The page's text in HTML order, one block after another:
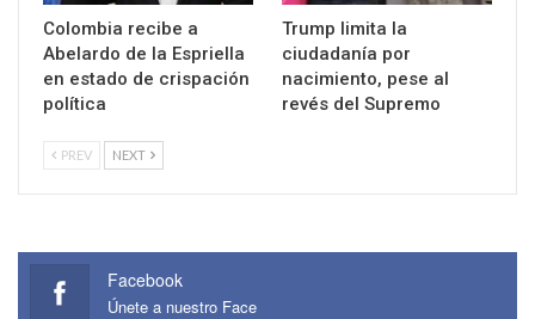
Colombia recibe a
Abelardo de la Espriella
en estado de crispación
política
Trump limita la
ciudadanía por
nacimiento, pese al
revés del Supremo
PREV NEXT
Facebook
Únete a nuestro Face